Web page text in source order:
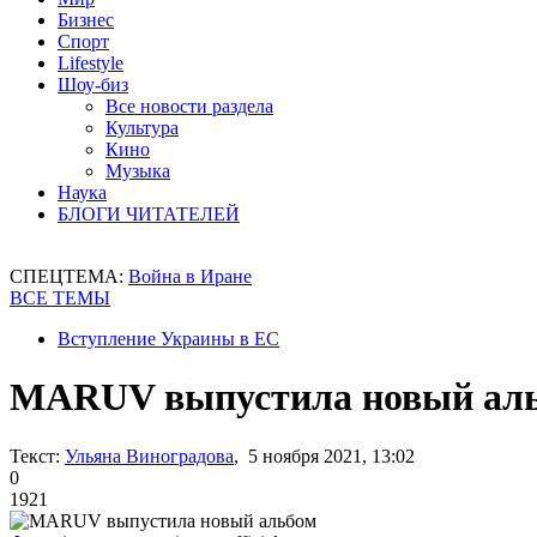
Бизнес
Спорт
Lifestyle
Шоу-биз
Все новости раздела
Культура
Кино
Музыка
Наука
БЛОГИ ЧИТАТЕЛЕЙ
СПЕЦТЕМА: Война в Иране
ВСЕ ТЕМЫ
Вступление Украины в ЕС
MARUV выпустила новый
Текст: Ульяна Виноградова, 5 ноября 2021, 13:02
0
1921